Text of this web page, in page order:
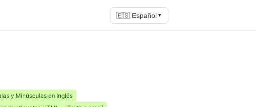
🇪🇸 Español ▼
y Minúsculas en Inglés